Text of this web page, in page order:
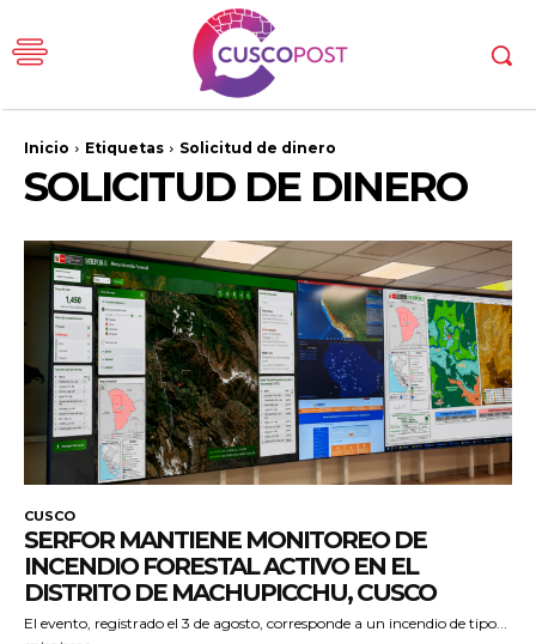
Inicio Etiquetas Solicitud de dinero
SOLICITUD DE DINERO
CUSCO
SERFOR MANTIENE MONITOREO DE
INCENDIO FORESTAL ACTIVO EN EL
DISTRITO DE MACHUPICCHU, CUSCO
El evento, registrado el 3 de agosto, corresponde a un incendio de tipo...